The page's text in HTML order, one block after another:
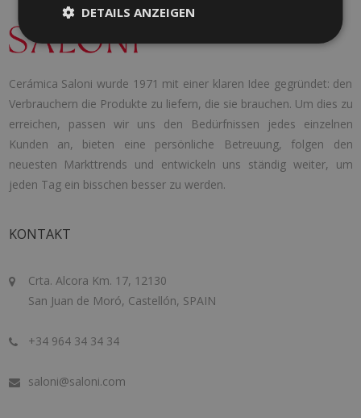
Cerámica Saloni wurde 1971 mit einer klaren Idee gegründet: den
Verbrauchern die Produkte zu liefern, die sie brauchen. Um dies zu
erreichen, passen wir uns den Bedürfnissen jedes einzelnen
Kunden an, bieten eine persönliche Betreuung, folgen den
neuesten Markttrends und entwickeln uns ständig weiter, um
jeden Tag ein bisschen besser zu werden.
KONTAKT
Crta. Alcora Km. 17, 12130
San Juan de Moró, Castellón, SPAIN
+34 964 34 34 34
saloni@saloni.com
DETAILS ANZEIGEN